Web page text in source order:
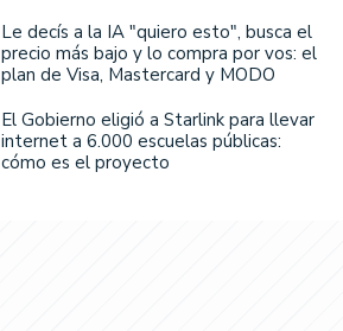
Le decís a la IA "quiero esto", busca el
precio más bajo y lo compra por vos: el
plan de Visa, Mastercard y MODO
El Gobierno eligió a Starlink para llevar
internet a 6.000 escuelas públicas:
cómo es el proyecto